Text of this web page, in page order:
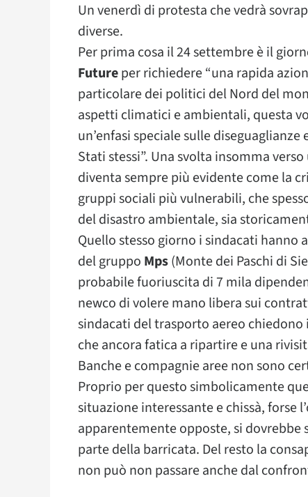
Un venerdì di protesta che vedrà
diverse.
Per prima cosa il 24 settembre è il
Futureper richiedere “una rapida
particolare dei politici del Nord del
aspetti climatici e ambientali, questa
un’enfasi speciale sulle
Stati stessi”. Una svolta insomma
diventa sempre più evidente come la
gruppi sociali più vulnerabili, che
del disastro ambientale, sia
Quello stesso giorno i sindacati
del gruppo Mps(Monte dei Paschi di
probabile fuoriuscita di 7 mila
newco di volere mano libera sui
sindacati del trasporto aereo
che ancora fatica a ripartire e una
Banche e compagnie aree non sono
Proprio per questo simbolicamente
situazione interessante e chissà, forse
apparentemente opposte, si
parte della barricata. Del resto la
non può non passare anche dal